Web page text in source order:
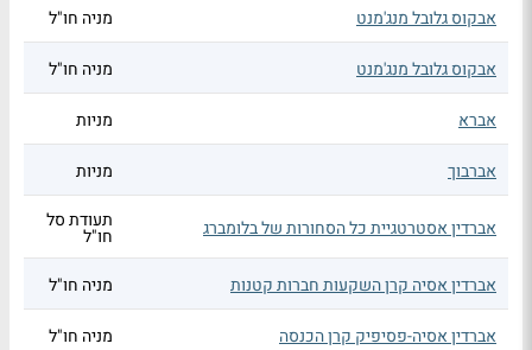
אבקוס גלובל מנג'מנט מניה חו"ל
אבקוס גלובל מנג'מנט מניה חו"ל
אברא מניות
אברבוך מניות
אברדין אסטרטגיית כל הסחורות של בלומברג תעודת סל
חו"ל
אברדין אסיה קרן השקעות חברות קטנות
מניה חו"ל
אברדין אסיה-פסיפיק קרן הכנסה מניה חו"ל